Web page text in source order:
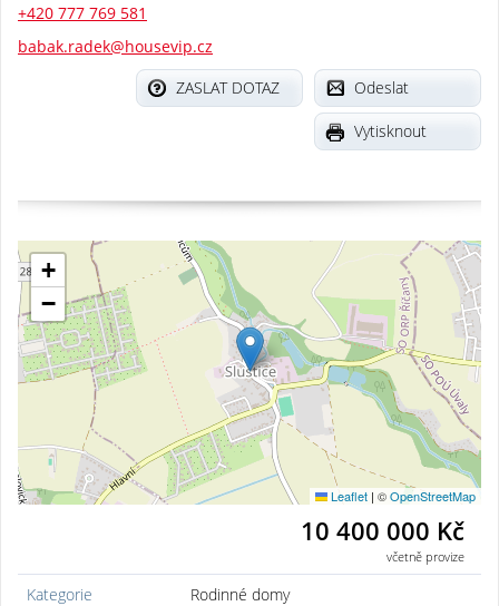
+420 777 769 581
babak.radek@housevip.cz
Odeslat
ZASLAT DOTAZ
Vytisknout
+
−
Leaflet | ©OpenStreetMap
10 400 000 Kč
včetně provize
Kategorie
Rodinné domy